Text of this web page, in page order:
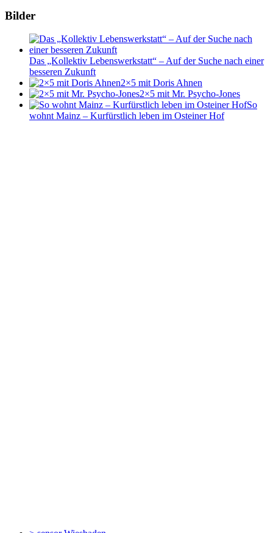
Bilder
Das „Kollektiv Lebenswerkstatt“ – Auf der Suche nach einer
besseren Zukunft
2×5 mit Doris Ahnen
2×5 mit Mr. Psycho-Jones
So
wohnt Mainz – Kurfürstlich leben im Osteiner Hof